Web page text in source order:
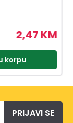
3,57 KM
korpu
PRIJAVI SE